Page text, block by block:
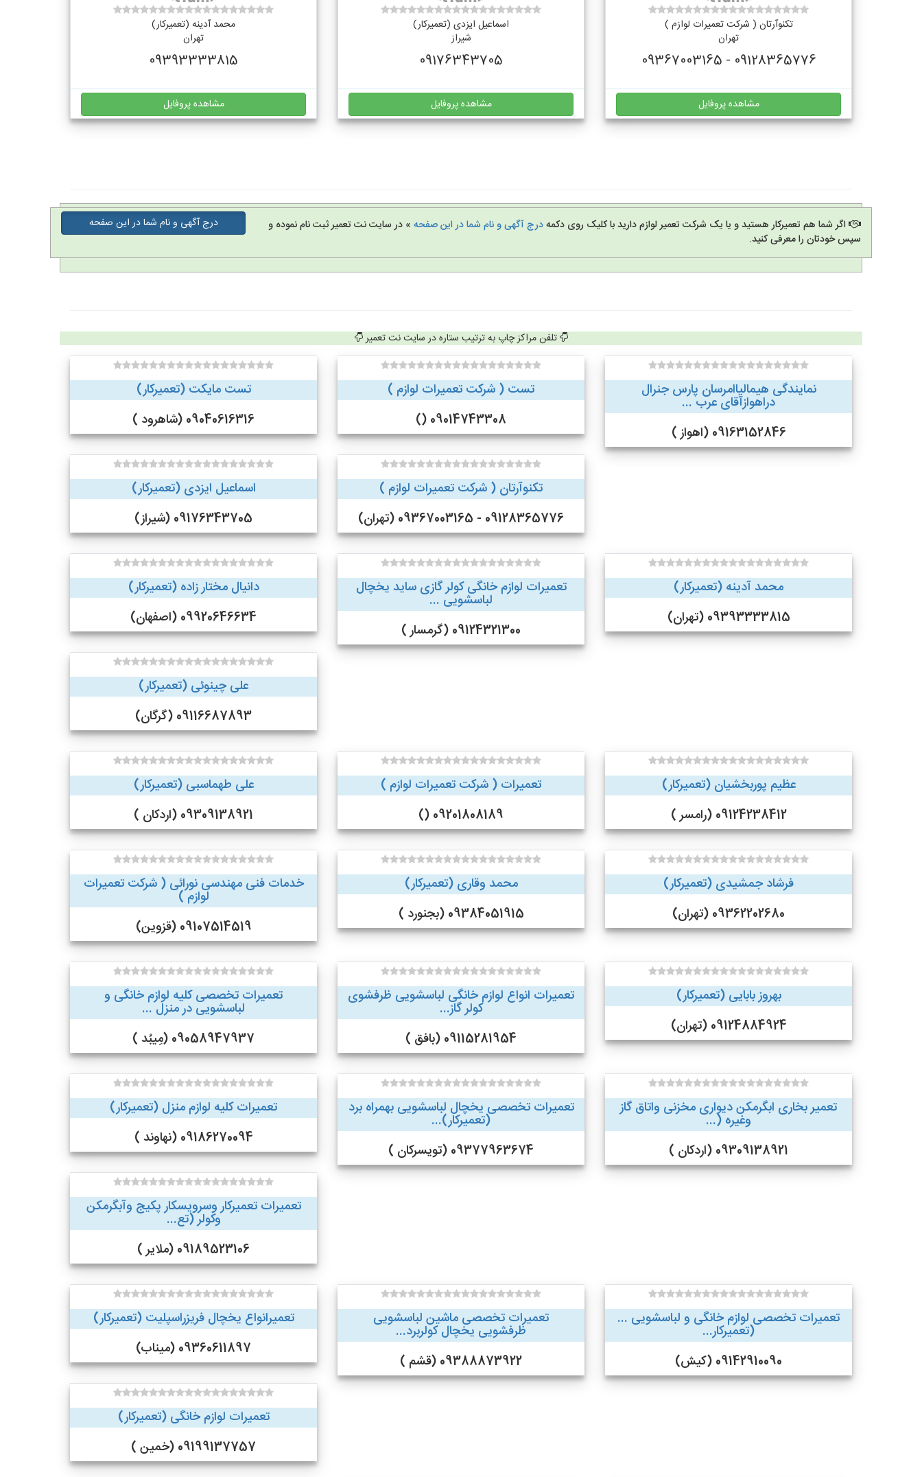
تکنوآرتان ( شرکت تعمیرات لوازم )
تهران
09128365776 - 09367003165
مشاهده پروفایل
اسماعیل ایزدی (تعمیرکار)
شیراز
09176343705
مشاهده پروفایل
محمد آدینه (تعمیرکار)
تهران
09393333815
مشاهده پروفایل
اگر شما هم تعمیرکار هستید و یا یک شرکت تعمیر لوازم دارید با کلیک روی دکمهدرج آگهی و نام شما در این صفحه » در سایت نت تعمیر ثبت نام نموده و
سپس خودتان را معرفی کنید.
درج آگهی و نام شما در این صفحه
تلفن مراکز چاپ به ترتیب ستاره در سایت نت تعمیر
نمایندگی هیمالیاامرسان پارس جنرال
دراهوازآقای عرب ...
09163152846 (اهواز )
تست ( شرکت تعمیرات لوازم )
09014743308 ()
تست مایکت (تعمیرکار)
09040616316 (شاهرود )
تکنوآرتان ( شرکت تعمیرات لوازم )
09128365776 - 09367003165 (تهران)
اسماعیل ایزدی (تعمیرکار)
09176343705 (شیراز)
محمد آدینه (تعمیرکار)
09393333815 (تهران)
تعمیرات لوازم خانگی کولر گازی ساید یخچال
لباسشویی ...
09124321300 (گرمسار )
دانیال مختار زاده (تعمیرکار)
09920646634 (اصفهان)
علی چینوئی (تعمیرکار)
09116687893 (گرگان)
عظیم پوربخشیان (تعمیرکار)
09124238412 (رامسر )
تعمیرات ( شرکت تعمیرات لوازم )
09201808189 ()
علی طهماسبی (تعمیرکار)
09309138921 (اردکان )
فرشاد جمشیدی (تعمیرکار)
09362202680 (تهران)
محمد وقاری (تعمیرکار)
09384051915 (بجنورد )
خدمات فنی مهندسی نورائی ( شرکت تعمیرات
لوازم )
09107514519 (قزوین)
بهروز بابایی (تعمیرکار)
09124884924 (تهران)
تعمیرات انواع لوازم خانگی لباسشویی ظرفشوی
کولر گاز...
09115281954 (بافق )
تعمیرات تخصصی کلیه لوازم خانگی و
لباسشویی در منزل ...
09058947937 (مِیبُد )
تعمیر بخاری ابگرمکن دیواری مخزنی واتاق گاز
وغیره (...
09309138921 (اردکان )
تعمیرات تخصصی یخچال لباسشویی بهمراه برد
(تعمیرکار)...
09377963674 (تویسرکان )
تعمیرات کلیه لوازم منزل (تعمیرکار)
09186270094 (نهاوند )
تعمیرات تعمیرکار وسرویسکار پکیج وآبگرمکن
وکولر (تع...
09189523106 (ملایر )
تعمیرات تخصصی لوازم خانگی و لباسشویی ...
(تعمیرکار...
09142910090 (کیش)
تعمیرات تخصصی ماشین لباسشویی
ظرفشویی یخچال کولربرد...
09388873922 (قشم )
تعمیرانواع یخچال فریزراسپلیت (تعمیرکار)
09360611897 (میناب)
تعمیرات لوازم خانگی (تعمیرکار)
09199137757 (خمین )